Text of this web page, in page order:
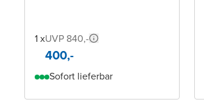
1 xUVP 840,-
400,-
Sofort lieferbar